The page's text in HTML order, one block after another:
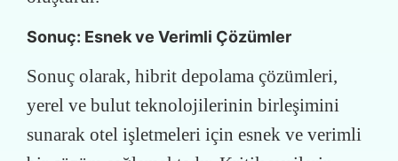
Sonuç: Esnek ve Verimli Çözümler
Sonuç olarak, hibrit depolama çözümleri,
yerel ve bulut teknolojilerinin birleşimini
sunarak otel işletmeleri için esnek ve verimli